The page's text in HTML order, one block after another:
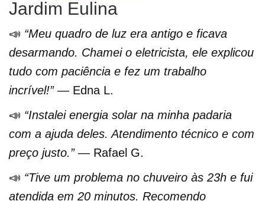
Jardim Eulina
📣 “Meu quadro de luz era antigo e ficava
desarmando. Chamei o eletricista, ele explicou
tudo com paciência e fez um trabalho
incrível!”— Edna L.
📣 “Instalei energia solar na minha padaria
com a ajuda deles. Atendimento técnico e com
preço justo.”— Rafael G.
📣 “Tive um problema no chuveiro às 23h e fui
atendida em 20 minutos. Recomendo